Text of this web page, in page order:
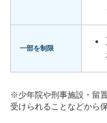
一部を制限
※少年院や刑事施設・留
受けられることなどから